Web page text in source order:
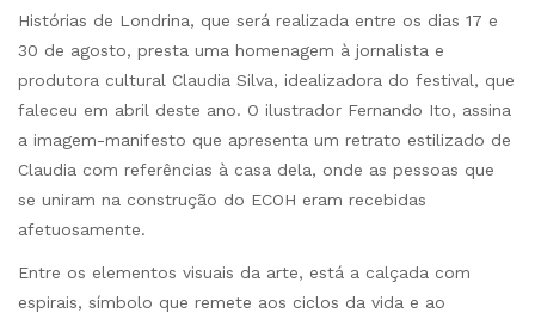
Histórias de Londrina, que será realizada entre os dias 17 e
30 de agosto, presta uma homenagem à jornalista e
produtora cultural Claudia Silva, idealizadora do festival, que
faleceu em abril deste ano. O ilustrador Fernando Ito, assina
a imagem-manifesto que apresenta um retrato estilizado de
Claudia com referências à casa dela, onde as pessoas que
se uniram na construção do ECOH eram recebidas
afetuosamente.
Entre os elementos visuais da arte, está a calçada com
espirais, símbolo que remete aos ciclos da vida e ao